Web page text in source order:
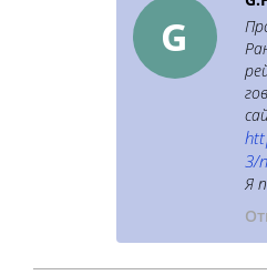
G
3/
Я